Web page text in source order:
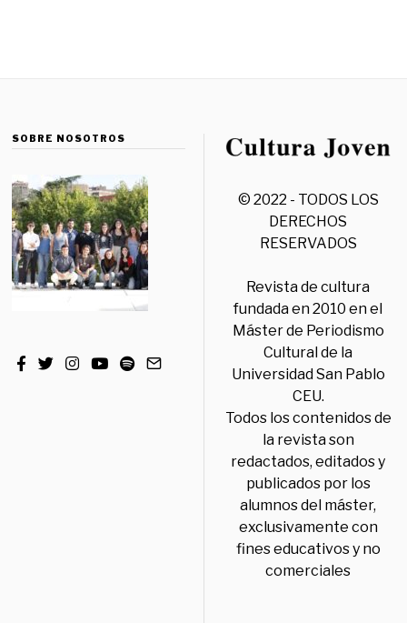
SOBRE NOSOTROS
© 2022 - TODOS LOS
DERECHOS
RESERVADOS
Revista de cultura
fundada en 2010 en el
Máster de Periodismo
Cultural de la
Universidad San Pablo
CEU.
Todos los contenidos de
la revista son
redactados, editados y
publicados por los
alumnos del máster,
exclusivamente con
fines educativos y no
comerciales